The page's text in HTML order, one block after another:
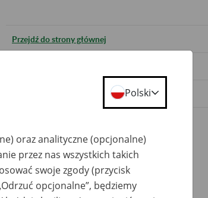
Przejdź do strony głównej
Polski
oraz analityczne (opcjonalne)
przez nas wszystkich takich
swoje zgody (przycisk
opcjonalne”, będziemy